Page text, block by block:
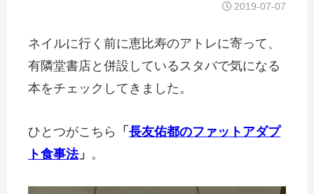
2019-07-07
ネイルに行く前に恵比寿のアトレに寄って、
有隣堂書店と併設しているスタバで気になる
本をチェックしてきました。
ひとつがこちら 「 長友佑都のファットアダプ
ト食事法」 。